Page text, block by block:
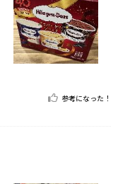
参考になった！